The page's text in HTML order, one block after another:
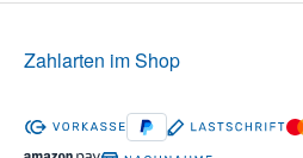
Zahlarten im Shop